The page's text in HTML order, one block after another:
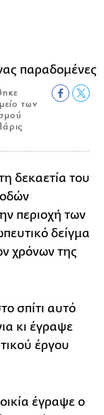
των
δεκαετία του
περιοχή των
δείγμα
χρόνων της
σπίτι αυτό
κι έγραψε
έργου
έγραψε ο